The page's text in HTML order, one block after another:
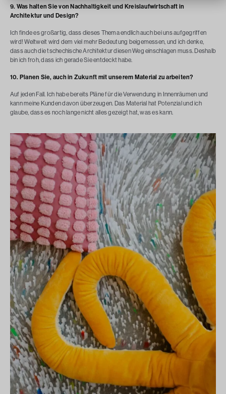
9. Was halten Sie von Nachhaltigkeit und Kreislaufwirtschaft in
Architektur und Design?
Ich finde es großartig, dass dieses Thema endlich auch bei uns aufgegriffen
wird! Weltweit wird dem viel mehr Bedeutung beigemessen, und ich denke,
dass auch die tschechische Architektur diesen Weg einschlagen muss. Deshalb
bin ich froh, dass ich gerade Sie entdeckt habe.
10. Planen Sie, auch in Zukunft mit unserem Material zu arbeiten?
Auf jeden Fall. Ich habe bereits Pläne für die Verwendung in Innenräumen und
kann meine Kunden davon überzeugen. Das Material hat Potenzial und ich
glaube, dass es noch lange nicht alles gezeigt hat, was es kann.